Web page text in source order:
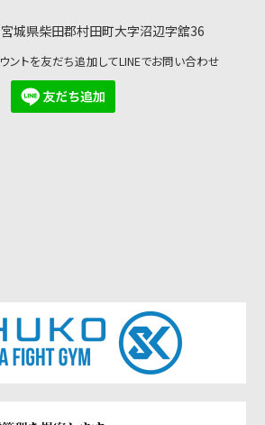
城県柴田郡村田町大字沼辺字舘36
ントを友だち追加してLINEでお問い合わせ